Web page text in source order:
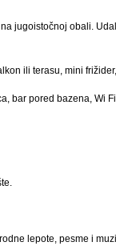
jugoistočnoj obali.
ili terasu, mini
bar pored bazena, Wi
lepote, pesme i